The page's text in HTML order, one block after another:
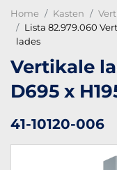
Home Kasten
Lista 82.979.060
lades
Vertikale
D695 x
41-10120-006